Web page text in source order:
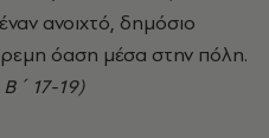
ανοιχτό, δημόσιο
όαση μέσα στην πόλη.
17-19)